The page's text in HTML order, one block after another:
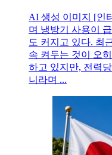
AI 생성 이미지 [인
며 냉방기 사용이
도 커지고 있다. 최
속 켜두는 것이 오
하고 있지만, 전력
니라며 ...